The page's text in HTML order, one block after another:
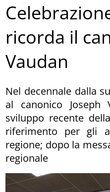
ricorda il
Vaudan
Nel decennale dalla
al canonico Joseph
sviluppo recente
riferimento per gli
regione; dopo la
regionale